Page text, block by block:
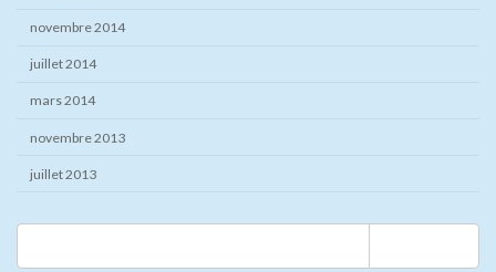
novembre 2014
juillet 2014
mars 2014
novembre 2013
juillet 2013
Rechercher :